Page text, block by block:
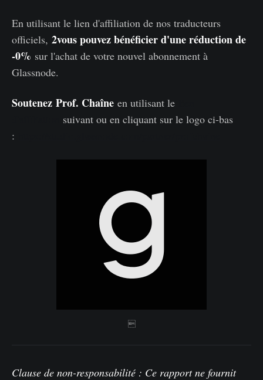
En utilisant le lien d'affiliation de nos traducteurs
officiels, 2vous pouvez bénéficier d'une réduction de
-0% sur l'achat de votre nouvel abonnement à
Glassnode.
Soutenez Prof. Chaîne en utilisant le
suivant ou en cliquant sur le logo ci-bas
:

Clause de non-responsabilité : Ce rapport ne fournit